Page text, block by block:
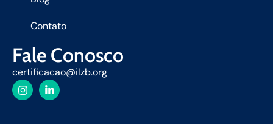
Contato
Fale Conosco
certificacao@ilzb.org